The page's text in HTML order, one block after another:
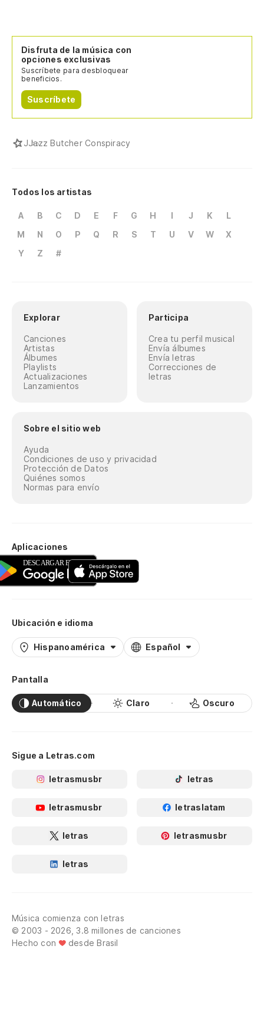
Disfruta de la música con
opciones exclusivas
Suscríbete para desbloquear
beneficios.
Suscríbete
JJazz Butcher Conspiracy
Todos los artistas
A B C D E F G H I J K
L
M
N O P Q R S T U V W
X
Y
Z #
Explorar
Canciones
Artistas
Álbumes
Playlists
Actualizaciones
Lanzamientos
Participa
Crea tu perfil musical
Envía álbumes
Envía letras
Correcciones de
letras
Sobre el sitio web
Ayuda
Condiciones de uso y privacidad
Protección de Datos
Quiénes somos
Normas para envío
Aplicaciones
Ubicación e idioma
Hispanoamérica Español
Pantalla
Automático Claro Oscuro
Sigue a Letras.com
letrasmusbr letras
letrasmusbr letraslatam
letras letrasmusbr
letras
Música comienza con letras
© 2003 - 2026, 3.8 millones de canciones
Hecho con
desde Brasil